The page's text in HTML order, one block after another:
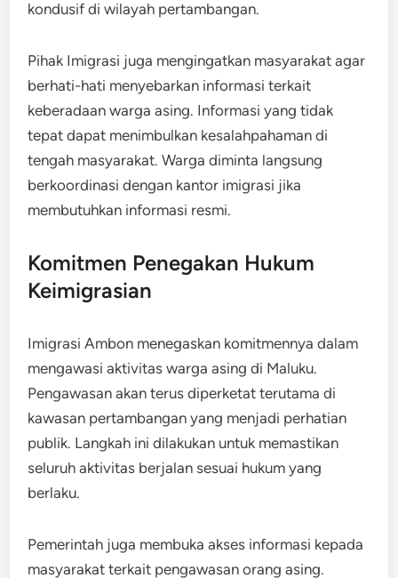
kondusif di wilayah pertambangan.
Pihak Imigrasi juga mengingatkan masyarakat agar
berhati-hati menyebarkan informasi terkait
keberadaan warga asing. Informasi yang tidak
tepat dapat menimbulkan kesalahpahaman di
tengah masyarakat. Warga diminta langsung
berkoordinasi dengan kantor imigrasi jika
membutuhkan informasi resmi.
Komitmen Penegakan Hukum
Keimigrasian
Imigrasi Ambon menegaskan komitmennya dalam
mengawasi aktivitas warga asing di Maluku.
Pengawasan akan terus diperketat terutama di
kawasan pertambangan yang menjadi perhatian
publik. Langkah ini dilakukan untuk memastikan
seluruh aktivitas berjalan sesuai hukum yang
berlaku.
Pemerintah juga membuka akses informasi kepada
masyarakat terkait pengawasan orang asing.